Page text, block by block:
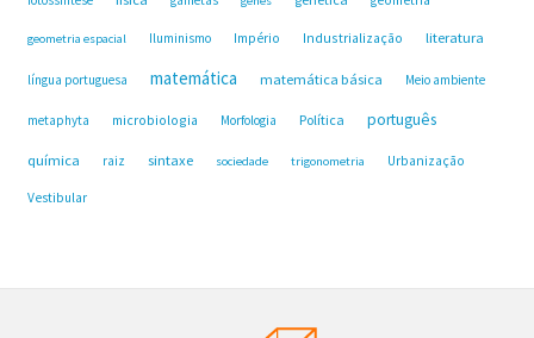
geometria espacial Iluminismo Império Industrialização literatura
língua portuguesa matemática matemática básica Meio ambiente
metaphyta microbiologia Morfologia Política português
química raiz sintaxe sociedade trigonometria Urbanização
Vestibular